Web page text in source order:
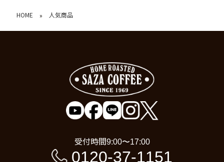
HOME » 人気商品
受付時間9:00〜17:00
0120-37-1151